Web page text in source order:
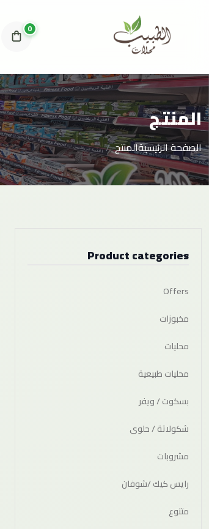
0
المنتج
الصفحة الرئيسيةالمنتج
Product categories
Offers
مخبوزات
محليات
محليات طبيعية
بسكوت / ويفر
شكولاتة / حلوى
مشروبات
رايس كيك /شوفان
متنوع